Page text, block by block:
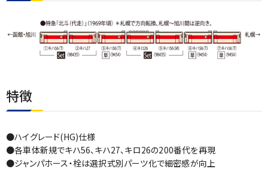
特徴
●ハイグレード(HG)仕様
●各車体新規でキハ56、キハ27、キロ26の200番代を再現
●ジャンパホース・栓は選択式別パーツ化で細密感が向上